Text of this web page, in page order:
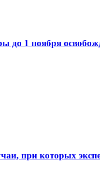
до 1 ноября
при которых